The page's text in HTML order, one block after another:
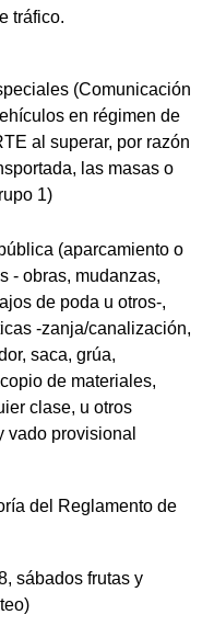
tráfico.
(Comunicación
en régimen de
al superar, por razón
las masas o
1)
(aparcamiento o
- obras, mudanzas,
de poda u otros-,
-zanja/canalización,
saca, grúa,
de materiales,
clase, u otros
vado provisional
del Reglamento de
sábados frutas y